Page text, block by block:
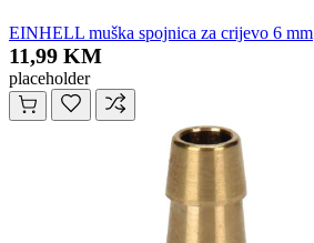
EINHELL muška spojnica za crijevo 6 mm
11,99 KM
placeholder